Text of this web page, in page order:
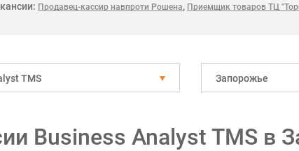
Продавец-кассир навпроти Рошена, Приемщик товаров ТЦ
TMS Запорожье
Business Analyst TMS в